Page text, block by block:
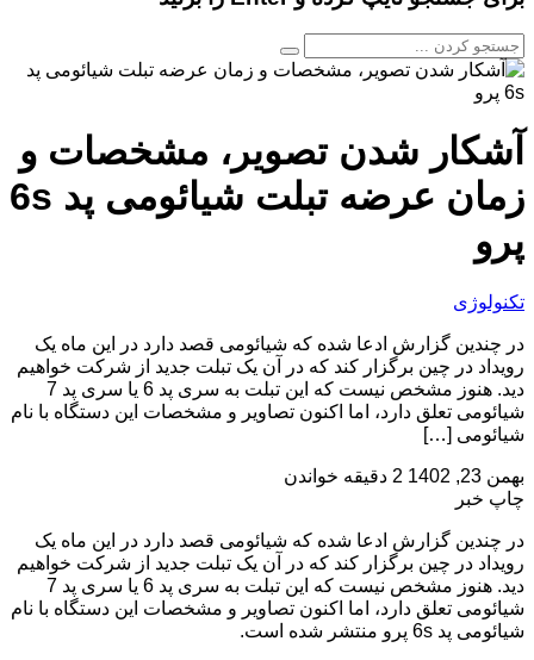
آشکار شدن تصویر، مشخصات و
زمان عرضه تبلت شیائومی پد 6s
پرو
تکنولوژی
در چندین گزارش ادعا شده که شیائومی قصد دارد در این ماه یک
رویداد در چین برگزار کند که در آن یک تبلت جدید از شرکت خواهیم
دید. هنوز مشخص نیست که این تبلت به سری پد 6 یا سری پد 7
شیائومی تعلق دارد، اما اکنون تصاویر و مشخصات این دستگاه با نام
شیائومی […]
بهمن 23, 1402
2 دقیقه خواندن
چاپ خبر
در چندین گزارش ادعا شده که شیائومی قصد دارد در این ماه یک
رویداد در چین برگزار کند که در آن یک تبلت جدید از شرکت خواهیم
دید. هنوز مشخص نیست که این تبلت به سری پد 6 یا سری پد 7
شیائومی تعلق دارد، اما اکنون تصاویر و مشخصات این دستگاه با نام
شیائومی پد 6s پرو منتشر شده است.